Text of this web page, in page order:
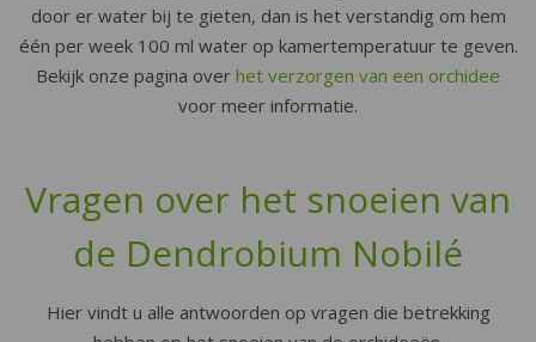
door er water bij te gieten, dan is het verstandig om hem
één per week 100 ml water op kamertemperatuur te geven.
Bekijk onze pagina over het verzorgen van een orchidee
voor meer informatie.
Vragen over het snoeien van
de Dendrobium Nobilé
Hier vindt u alle antwoorden op vragen die betrekking